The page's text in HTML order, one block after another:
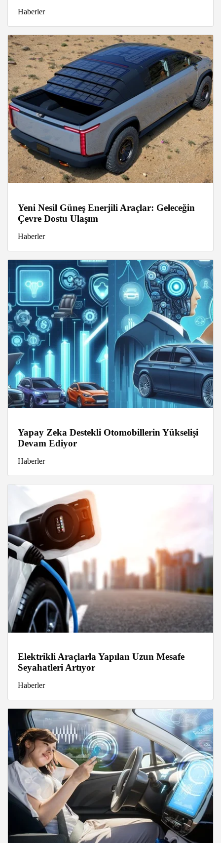
Haberler
Yeni Nesil Güneş Enerjili Araçlar: Geleceğin
Çevre Dostu Ulaşım
Haberler
Yapay Zeka Destekli Otomobillerin Yükselişi
Devam Ediyor
Haberler
Elektrikli Araçlarla Yapılan Uzun Mesafe
Seyahatleri Artıyor
Haberler